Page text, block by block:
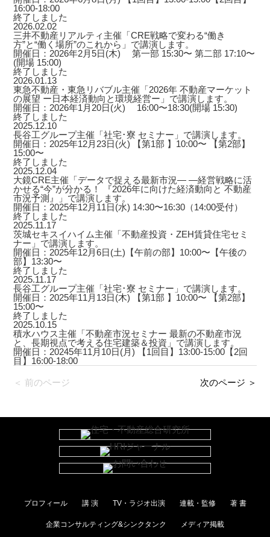
16:00-18:00
終了しました
2026.02.02
三井不動産リアルティ主催「CRE戦略で変わる“働き
方”と“働く場所”のこれから」で講演します。
開催日：2026年2月5日(木) 第一部 15:30〜 第二部 17:10〜
(開場 15:00)
終了しました
2026.01.13
東急不動産・東急リバブル主催「2026年 不動産マーケット
の展望 ー日本経済動向と環境経営ー」で講演します。
開催日：2026年1月20日(火) 16:00〜18:30(開場 15:30)
終了しました
2025.12.10
長谷工グループ主催「社宅･寮 セミナー」で講演します。
開催日：2025年12月23日(火) 【第1部 】10:00〜 【第2部】
15:00〜
終了しました
2025.12.04
大鏡CRE主催「データで捉える最新市況― ―経営戦略に活
かせる“今”が分かる！ 『2026年に向けた経済動向と 不動産
市況予測』」で講演します。
開催日：2025年12月11日(水) 14:30〜16:30（14:00受付）
終了しました
2025.11.17
茨城セキスイハイム主催「不動産投資・ZEH賃貸住宅セミ
ナー」で講演します。
開催日：2025年12月6日(土)【午前の部】10:00〜【午後の
部】13:30〜
終了しました
2025.11.17
長谷工グループ主催「社宅･寮 セミナー」で講演します。
開催日：2025年11月13日(木) 【第1部 】10:00〜 【第2部】
15:00〜
終了しました
2025.10.15
積水ハウス主催「不動産市況セミナー 最新の不動産市況
と、長期視点で考える住宅建築＆投資」で講演します。
開催日：20245年11月10日(月) 【1回目】13:00-15:00【2回
目】16:00-18:00
＜ 前のページ 次のページ ＞
プロフィール 講 演 TV・ラジオ出演 連載・監修 著 書
企業コンサルティング&シンクタンク メディア掲載